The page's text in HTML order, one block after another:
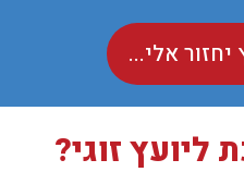
אלי...
ליועץ זוגי?